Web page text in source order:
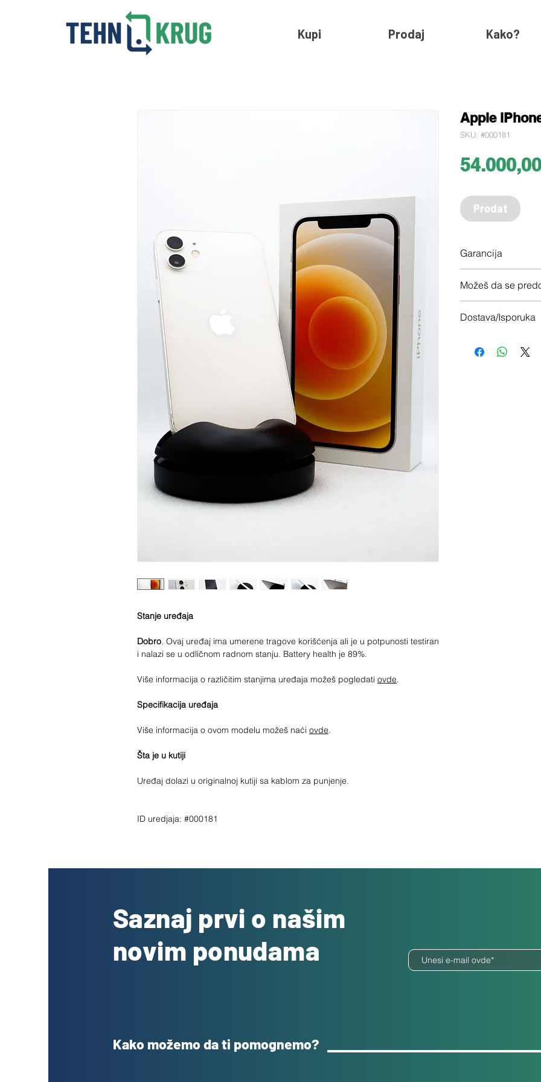
Kupi Prodaj Kako?
Stanje uređaja
Dobro. Ovaj uređaj ima umerene tragove korišćenja ali je u potpunosti testiran
i nalazi se u odličnom radnom stanju. Battery health je 89%.
Više informacija o različitim stanjima uređaja možeš pogledati ovde.
Specifikacija uređaja
Više informacija o ovom modelu možeš naći ovde.
Šta je u kutiji
Uređaj dolazi u originalnoj kutiji sa kablom za punjenje.
ID uredjaja: #000181
Apple
SKU: #000181
Prodat
Garancija
Možeš da se
Dostava/Isporuka
Saznaj prvi o našim
novim ponudama
Kako možemo da ti pomognemo?